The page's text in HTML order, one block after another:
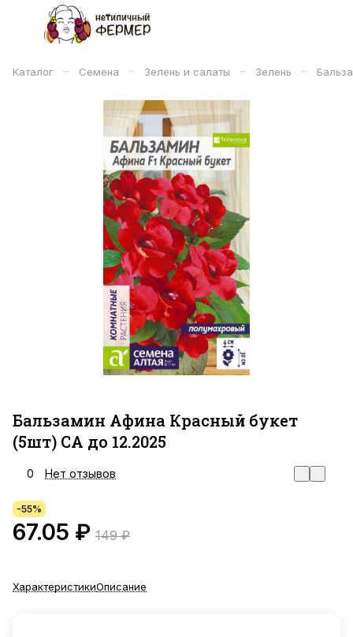
Каталог – Семена – Зелень и салаты – Зелень –
Бальзамин Афина Красный букет
(5шт) СА до 12.2025
0 Нет отзывов
-55%
67.05 ₽ 149 ₽
ХарактеристикиОписание